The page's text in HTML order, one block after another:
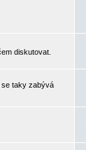
diskutovat.
se taky zabývá